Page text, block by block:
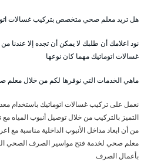
هل تريد معلم صحي متخصص بتركيب غسالات
نود اعلامك أن طلبك لا يمكن أن تجده إلا
غسالات اتوماتيك مهما كان نوعها
ماهي الخدمات التي نوفرها لكم من خلال معلم
نعمل على تركيب غسالات اتوماتيك باستخدام
التميز بالتركيب من خلال توصيل أنبوب المياه
من أن ابعاد مداخل الأنبوب الداخلية مناسبة مع
معلم صحي لخدمة فتح مواسير الصرف الصحي
بأعمال الصرف